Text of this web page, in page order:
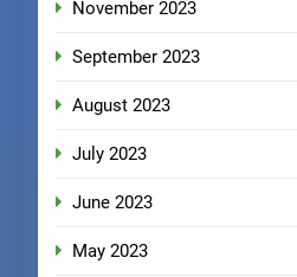
November 2023
September 2023
August 2023
July 2023
June 2023
May 2023